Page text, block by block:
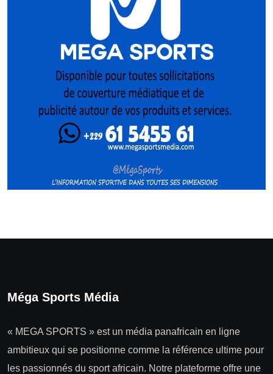
Méga Sports Média
« MEGA SPORTS » est un média panafricain en ligne
ambitieux qui se positionne comme la référence ultime pour
les passionnés du sport africain. Notre plateforme offre une